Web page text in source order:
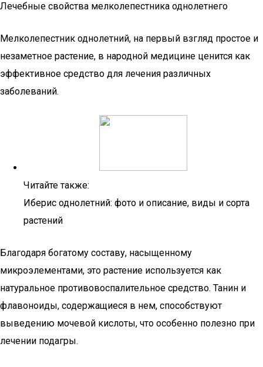
Лечебные свойства мелколепестника однолетнего
Мелколепестник однолетний, на первый взгляд простое и
незаметное растение, в народной медицине ценится как
эффективное средство для лечения различных
заболеваний.
Читайте также:
Иберис однолетний: фото и описание, виды и сорта
растений
Благодаря богатому составу, насыщенному
микроэлементами, это растение используется как
натуральное противовоспалительное средство. Танин и
флавоноиды, содержащиеся в нем, способствуют
выведению мочевой кислоты, что особенно полезно при
лечении подагры.